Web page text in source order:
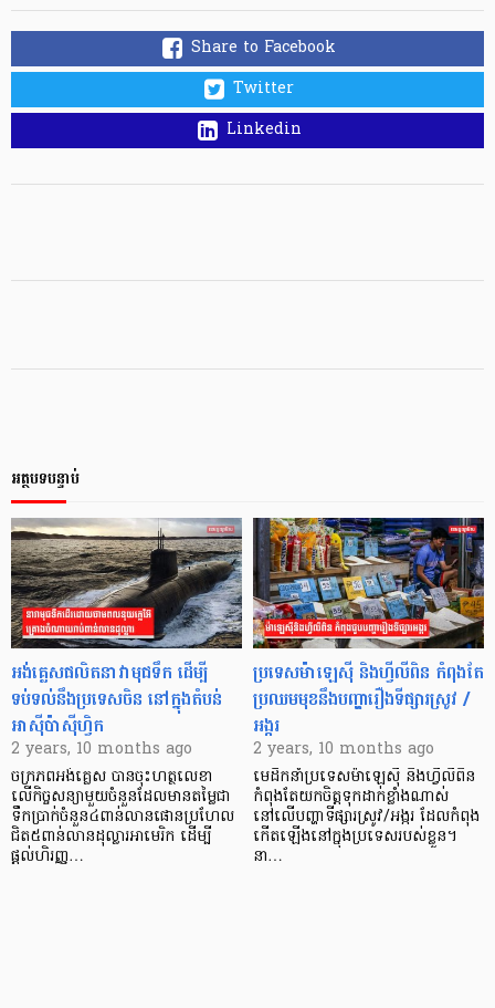
Share to Facebook
Twitter
Linkedin
អត្ថបទបន្ទាប់
អង់គ្លេសផលិតនាវាមុជទឹក ដើម្បី
ទប់ទល់នឹងប្រទេសចិន នៅក្នុងតំបន់
អាស៊ីប៉ាស៊ីហ្វិក
2 years, 10 months ago
ចក្រភពអង់គ្លេស បានចុះហត្ថលេខា
លើកិច្ចសន្យាមួយចំនួនដែលមានតម្លៃជា
ទឹកប្រាក់ចំនួន៤ពាន់លានផោនប្រហែល
ជិត៥ពាន់លានដុល្លារអាមេរិក ដើម្បី
ផ្តល់ហិរញ្ញ…
ប្រទេសម៉ាឡេស៊ី និងហ្វីលីពិន កំពុងតែ
ប្រឈមមុខនឹងបញ្ហារឿងទីផ្សារស្រូវ /
អង្ករ
2 years, 10 months ago
មេដឹកនាំប្រទេសម៉ាឡេស៊ី និងហ្វីលីពិន
កំពុងតែយកចិត្តទុកដាក់ខ្លាំងណាស់
នៅលើបញ្ហាទីផ្សារស្រូវ/អង្ករ ដែលកំពុង
កើតឡើងនៅក្នុងប្រទេសរបស់ខ្លួន។
នា…